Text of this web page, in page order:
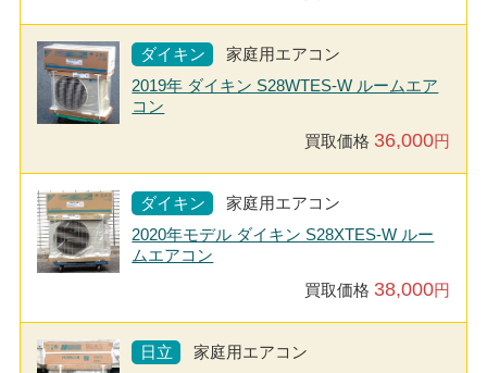
ダイキン
家庭用エアコン
2019年 ダイキン S28WTES-W ルームエア
コン
買取価格 36,000円
ダイキン
家庭用エアコン
2020年モデル ダイキン S28XTES-W ルー
ムエアコン
買取価格 38,000円
日立
家庭用エアコン